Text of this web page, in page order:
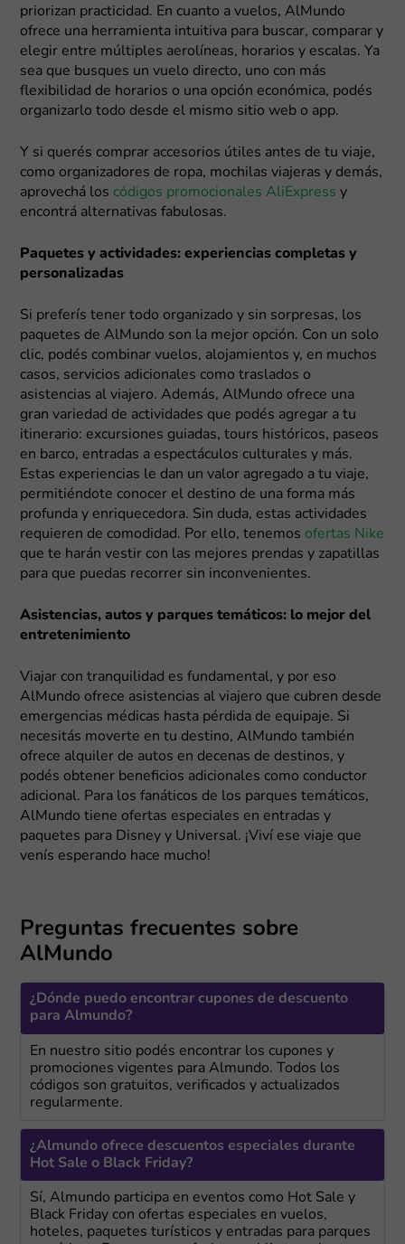
priorizan practicidad. En cuanto a vuelos, AlMundo
ofrece una herramienta intuitiva para buscar, comparar y
elegir entre múltiples aerolíneas, horarios y escalas. Ya
sea que busques un vuelo directo, uno con más
flexibilidad de horarios o una opción económica, podés
organizarlo todo desde el mismo sitio web o app.
Y si querés comprar accesorios útiles antes de tu viaje,
como organizadores de ropa, mochilas viajeras y demás,
aprovechá los códigos promocionales AliExpress y
encontrá alternativas fabulosas.
Paquetes y actividades: experiencias completas y
personalizadas
Si preferís tener todo organizado y sin sorpresas, los
paquetes de AlMundo son la mejor opción. Con un solo
clic, podés combinar vuelos, alojamientos y, en muchos
casos, servicios adicionales como traslados o
asistencias al viajero. Además, AlMundo ofrece una
gran variedad de actividades que podés agregar a tu
itinerario: excursiones guiadas, tours históricos, paseos
en barco, entradas a espectáculos culturales y más.
Estas experiencias le dan un valor agregado a tu viaje,
permitiéndote conocer el destino de una forma más
profunda y enriquecedora. Sin duda, estas actividades
requieren de comodidad. Por ello, tenemos ofertas Nike
que te harán vestir con las mejores prendas y zapatillas
para que puedas recorrer sin inconvenientes.
Asistencias, autos y parques temáticos: lo mejor del
entretenimiento
Viajar con tranquilidad es fundamental, y por eso
AlMundo ofrece asistencias al viajero que cubren desde
emergencias médicas hasta pérdida de equipaje. Si
necesitás moverte en tu destino, AlMundo también
ofrece alquiler de autos en decenas de destinos, y
podés obtener beneficios adicionales como conductor
adicional. Para los fanáticos de los parques temáticos,
AlMundo tiene ofertas especiales en entradas y
paquetes para Disney y Universal. ¡Viví ese viaje que
venís esperando hace mucho!
Preguntas frecuentes sobre
AlMundo
¿Dónde puedo encontrar cupones de descuento
para Almundo?
En nuestro sitio podés encontrar los cupones y
promociones vigentes para Almundo. Todos los
códigos son gratuitos, verificados y actualizados
regularmente.
¿Almundo ofrece descuentos especiales durante
Hot Sale o Black Friday?
Sí, Almundo participa en eventos como Hot Sale y
Black Friday con ofertas especiales en vuelos,
hoteles, paquetes turísticos y entradas para parques